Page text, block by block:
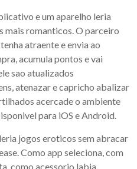
e um aparelho leria
mais romanticos. O parceiro
atraente e envia ao
acumula pontos e vai
sao atualizados
atenazar e capricho abalizar
acercade o ambiente
para iOS e Android.
jogos eroticos sem abracar
Como app seleciona, com
como acessorio labia